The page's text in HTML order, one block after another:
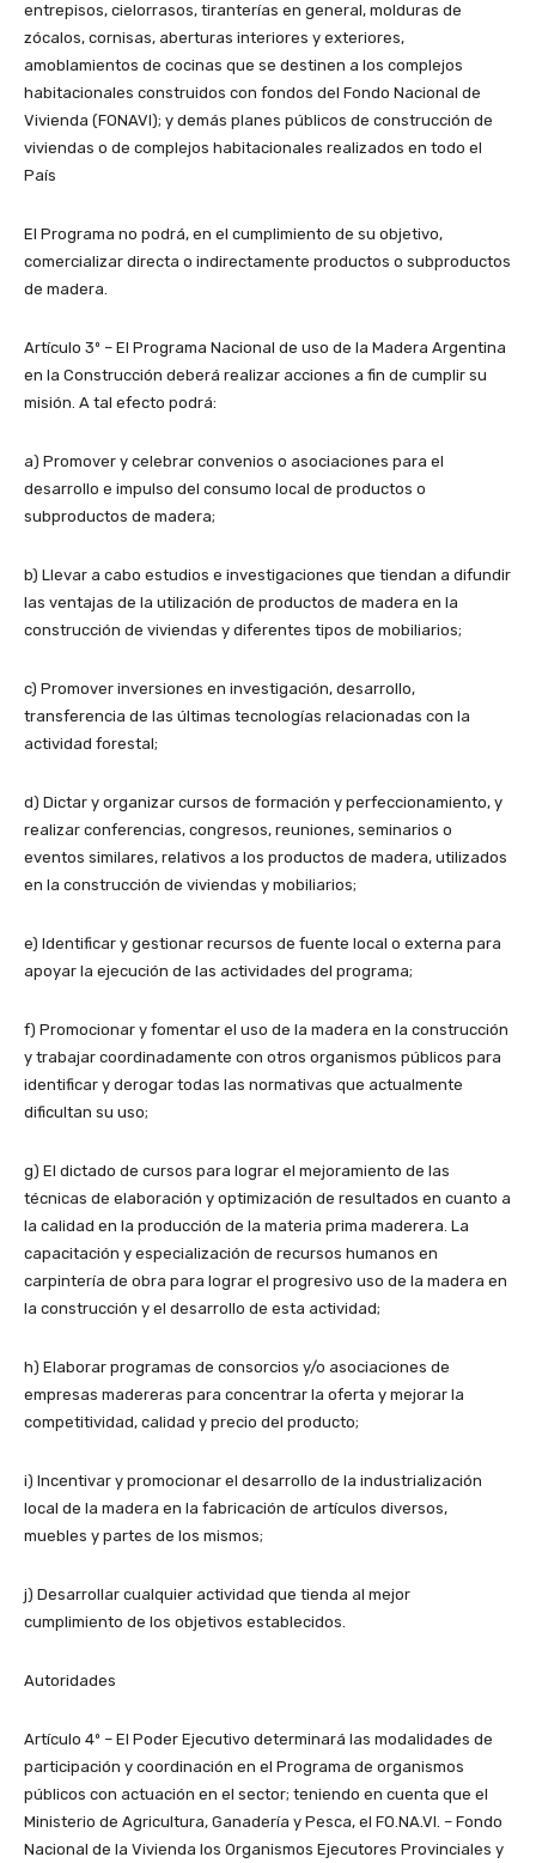
entrepisos, cielorrasos, tiranterías en general, molduras de
zócalos, cornisas, aberturas interiores y exteriores,
amoblamientos de cocinas que se destinen a los complejos
habitacionales construidos con fondos del Fondo Nacional de
Vivienda (FONAVI); y demás planes públicos de construcción de
viviendas o de complejos habitacionales realizados en todo el
País
El Programa no podrá, en el cumplimiento de su objetivo,
comercializar directa o indirectamente productos o subproductos
de madera.
Artículo 3º – El Programa Nacional de uso de la Madera Argentina
en la Construcción deberá realizar acciones a fin de cumplir su
misión. A tal efecto podrá:
a) Promover y celebrar convenios o asociaciones para el
desarrollo e impulso del consumo local de productos o
subproductos de madera;
b) Llevar a cabo estudios e investigaciones que tiendan a difundir
las ventajas de la utilización de productos de madera en la
construcción de viviendas y diferentes tipos de mobiliarios;
c) Promover inversiones en investigación, desarrollo,
transferencia de las últimas tecnologías relacionadas con la
actividad forestal;
d) Dictar y organizar cursos de formación y perfeccionamiento, y
realizar conferencias, congresos, reuniones, seminarios o
eventos similares, relativos a los productos de madera, utilizados
en la construcción de viviendas y mobiliarios;
e) Identificar y gestionar recursos de fuente local o externa para
apoyar la ejecución de las actividades del programa;
f) Promocionar y fomentar el uso de la madera en la construcción
y trabajar coordinadamente con otros organismos públicos para
identificar y derogar todas las normativas que actualmente
dificultan su uso;
g) El dictado de cursos para lograr el mejoramiento de las
técnicas de elaboración y optimización de resultados en cuanto a
la calidad en la producción de la materia prima maderera. La
capacitación y especialización de recursos humanos en
carpintería de obra para lograr el progresivo uso de la madera en
la construcción y el desarrollo de esta actividad;
h) Elaborar programas de consorcios y/o asociaciones de
empresas madereras para concentrar la oferta y mejorar la
competitividad, calidad y precio del producto;
i) Incentivar y promocionar el desarrollo de la industrialización
local de la madera en la fabricación de artículos diversos,
muebles y partes de los mismos;
j) Desarrollar cualquier actividad que tienda al mejor
cumplimiento de los objetivos establecidos.
Autoridades
Artículo 4º – El Poder Ejecutivo determinará las modalidades de
participación y coordinación en el Programa de organismos
públicos con actuación en el sector; teniendo en cuenta que el
Ministerio de Agricultura, Ganadería y Pesca, el FO.NA.VI. – Fondo
Nacional de la Vivienda los Organismos Ejecutores Provinciales y